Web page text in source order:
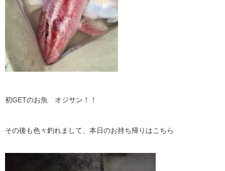
初GETのお魚 オジサン！！
その後も色々釣れまして、本日のお持ち帰りはこちら